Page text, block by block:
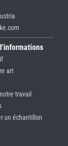
art
travail
un échantillon